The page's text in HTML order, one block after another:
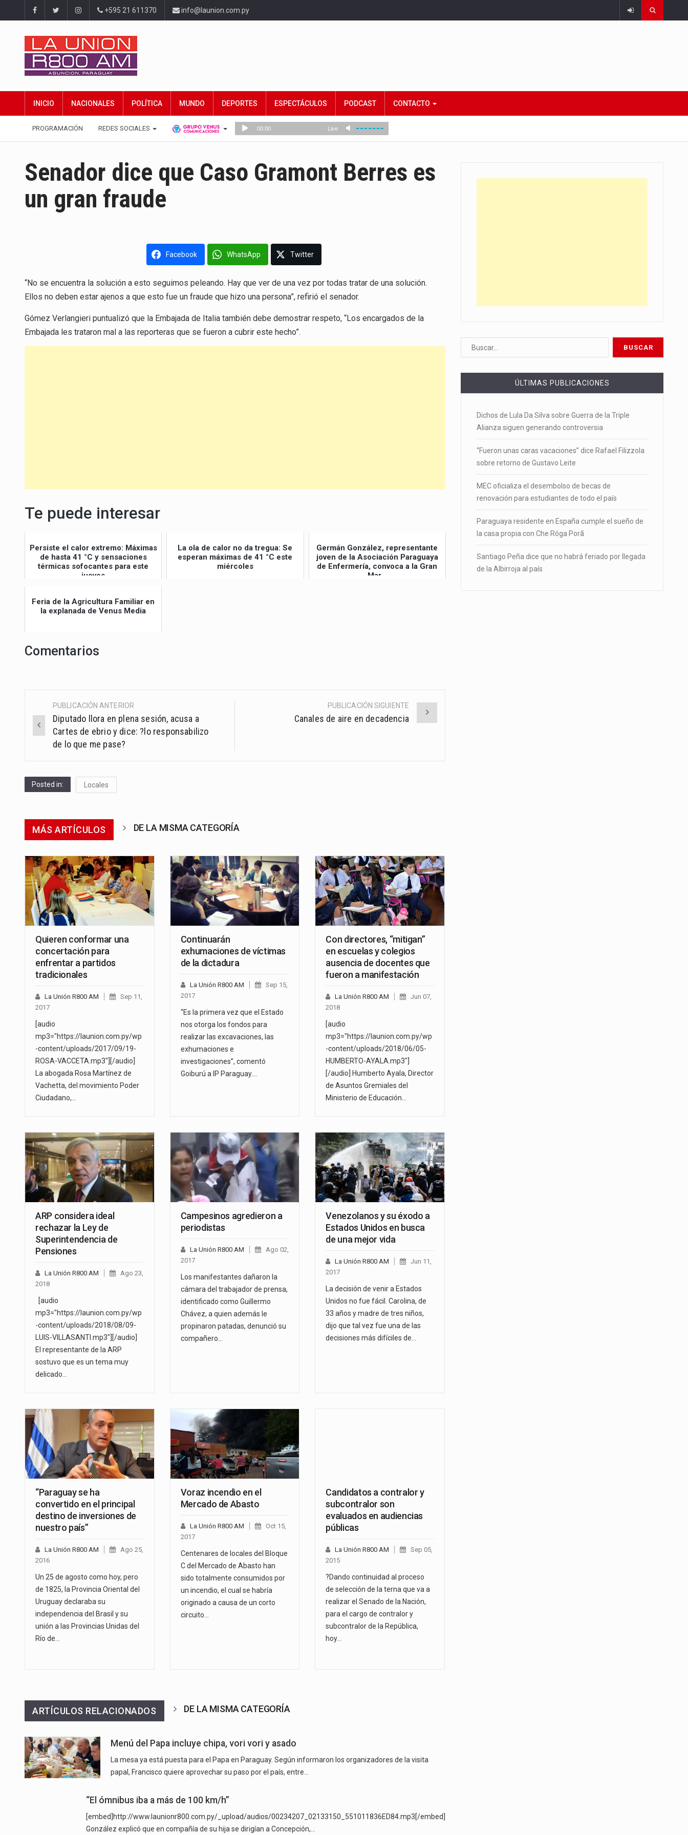
+595 21 611370 info@launion.com.py
INICIO NACIONALES POLÍTICA MUNDO DEPORTES ESPECTÁCULOS PODCAST CONTACTO
PROGRAMACIÓN REDES SOCIALES
Senador dice que Caso Gramont Berres es
un gran fraude
Facebook WhatsApp Twitter
“No se encuentra la solución a esto seguimos peleando. Hay que ver de una vez por todas tratar de una solución.
Ellos no deben estar ajenos a que esto fue un fraude que hizo una persona”, refirió el senador.
Gómez Verlangieri puntualizó que la Embajada de Italia también debe demostrar respeto, “Los encargados de la
Embajada les trataron mal a las reporteras que se fueron a cubrir este hecho”.
Te puede interesar
Persiste el calor extremo: Máximas
de hasta 41 °C y sensaciones
térmicas sofocantes para este
jueves
La ola de calor no da tregua: Se
esperan máximas de 41 °C este
miércoles
Germán González, representante
joven de la Asociación Paraguaya
de Enfermería, convoca a la Gran
Mar...
Feria de la Agricultura Familiar en
la explanada de Venus Media
Comentarios
Post
navigation
PUBLICACIÓN ANTERIOR
Diputado llora en plena sesión, acusa a
Cartes de ebrio y dice: ?lo responsabilizo
de lo que me pase?
PUBLICACIÓN SIGUIENTE
Canales de aire en decadencia
Posted in: Locales
MÁS ARTÍCULOS DE LA MISMA CATEGORÍA
Quieren conformar una
concertación para
enfrentar a partidos
tradicionales
La Unión R800 AM
Sep 11,
2017
[audio
mp3="https://launion.com.py/wp
-content/uploads/2017/09/19-
ROSA-VACCETA.mp3"][/audio]
La abogada Rosa Martínez de
Vachetta, del movimiento Poder
Ciudadano,…
Continuarán
exhumaciones de víctimas
de la dictadura
La Unión R800 AM
Sep 15,
2017
“Es la primera vez que el Estado
nos otorga los fondos para
realizar las excavaciones, las
exhumaciones e
investigaciones”, comentó
Goiburú a IP Paraguay.…
Con directores, “mitigan”
en escuelas y colegios
ausencia de docentes que
fueron a manifestación
La Unión R800 AM
Jun 07,
2018
[audio
mp3="https://launion.com.py/wp
-content/uploads/2018/06/05-
HUMBERTO-AYALA.mp3"]
[/audio] Humberto Ayala, Director
de Asuntos Gremiales del
Ministerio de Educación…
ARP considera ideal
rechazar la Ley de
Superintendencia de
Pensiones
La Unión R800 AM
Ago 23,
2018
[audio
mp3="https://launion.com.py/wp
-content/uploads/2018/08/09-
LUIS-VILLASANTI.mp3"][/audio]
El representante de la ARP
sostuvo que es un tema muy
delicado…
Campesinos agredieron a
periodistas
La Unión R800 AM
Ago 02,
2017
Los manifestantes dañaron la
cámara del trabajador de prensa,
identificado como Guillermo
Chávez, a quien además le
propinaron patadas, denunció su
compañero…
Venezolanos y su éxodo a
Estados Unidos en busca
de una mejor vida
La Unión R800 AM
Jun 11,
2017
La decisión de venir a Estados
Unidos no fue fácil. Carolina, de
33 años y madre de tres niños,
dijo que tal vez fue una de las
decisiones más difíciles de…
“Paraguay se ha
convertido en el principal
destino de inversiones de
nuestro país”
La Unión R800 AM
Ago 25,
2016
Un 25 de agosto como hoy, pero
de 1825, la Provincia Oriental del
Uruguay declaraba su
independencia del Brasil y su
unión a las Provincias Unidas del
Río de…
Voraz incendio en el
Mercado de Abasto
La Unión R800 AM
Oct 15,
2017
Centenares de locales del Bloque
C del Mercado de Abasto han
sido totalmente consumidos por
un incendio, el cual se habría
originado a causa de un corto
circuito…
Candidatos a contralor y
subcontralor son
evaluados en audiencias
públicas
La Unión R800 AM
Sep 05,
2015
?Dando continuidad al proceso
de selección de la terna que va a
realizar el Senado de la Nación,
para el cargo de contralor y
subcontralor de la República,
hoy…
ARTÍCULOS RELACIONADOS DE LA MISMA CATEGORÍA
Menú del Papa incluye chipa, vori vori y asado
La mesa ya está puesta para el Papa en Paraguay. Según informaron los organizadores de la visita
papal, Francisco quiere aprovechar su paso por el país, entre…
“El ómnibus iba a más de 100 km/h”
[embed]http://www.launionr800.com.py/_upload/audios/00234207_02133150_551011836ED84.mp3[/embed]
González explicó que en compañía de su hija se dirigían a Concepción,…
ÚLTIMAS PUBLICACIONES
Dichos de Lula Da Silva sobre Guerra de la Triple
Alianza siguen generando controversia
“Fueron unas caras vacaciones” dice Rafael Filizzola
sobre retorno de Gustavo Leite
MEC oficializa el desembolso de becas de
renovación para estudiantes de todo el país
Paraguaya residente en España cumple el sueño de
la casa propia con Che Róga Porã
Santiago Peña dice que no habrá feriado por llegada
de la Albirroja al país